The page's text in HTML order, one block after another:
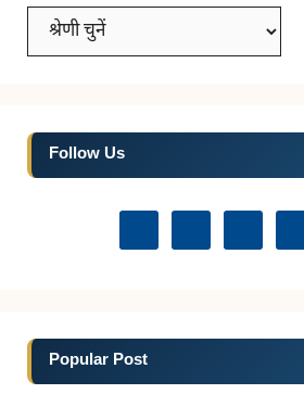
Categories
Follow Us
Popular Post